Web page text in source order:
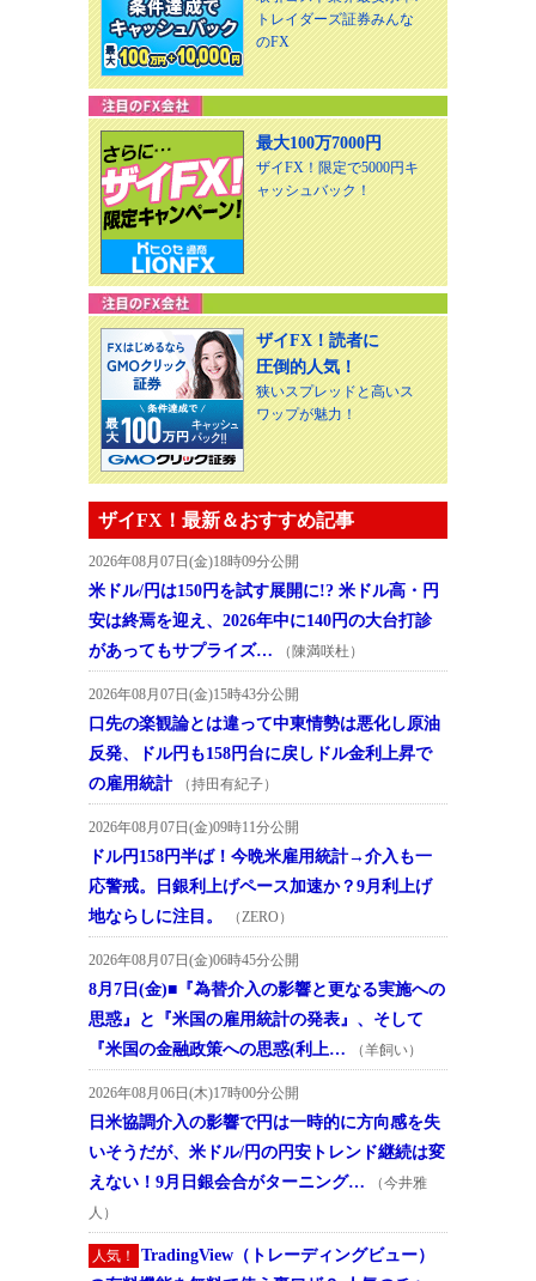
トレイダーズ証券みんな
のFX
最大100万7000円
ザイFX！限定で5000円キ
ャッシュバック！
ザイFX！読者に
圧倒的人気！
狭いスプレッドと高いス
ワップが魅力！
ザイFX！最新＆おすすめ記事
2026年08月07日(金)18時09分公開
米ドル/円は150円を試す展開に!? 米ドル高・円
安は終焉を迎え、2026年中に140円の大台打診
があってもサプライズ…
（陳満咲杜）
2026年08月07日(金)15時43分公開
口先の楽観論とは違って中東情勢は悪化し原油
反発、ドル円も158円台に戻しドル金利上昇で
の雇用統計
（持田有紀子）
2026年08月07日(金)09時11分公開
ドル円158円半ば！今晩米雇用統計→介入も一
応警戒。日銀利上げペース加速か？9月利上げ
地ならしに注目。
（ZERO）
2026年08月07日(金)06時45分公開
8月7日(金)■『為替介入の影響と更なる実施への
思惑』と『米国の雇用統計の発表』、そして
『米国の金融政策への思惑(利上…
（羊飼い）
2026年08月06日(木)17時00分公開
日米協調介入の影響で円は一時的に方向感を失
いそうだが、米ドル/円の円安トレンド継続は変
えない！9月日銀会合がターニング…
（今井雅
人）
人気！
TradingView（トレーディングビュー）